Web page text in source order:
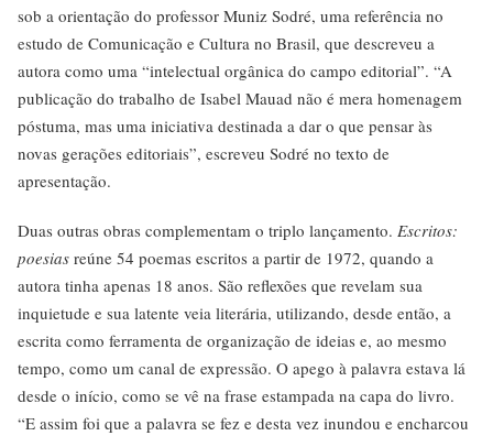
sob a orientação do professor Muniz Sodré, uma referência no
estudo de Comunicação e Cultura no Brasil, que descreveu a
autora como uma “intelectual orgânica do campo editorial”. “A
publicação do trabalho de Isabel Mauad não é mera homenagem
póstuma, mas uma iniciativa destinada a dar o que pensar às
novas gerações editoriais”, escreveu Sodré no texto de
apresentação.
Duas outras obras complementam o triplo lançamento. Escritos:
poesias reúne 54 poemas escritos a partir de 1972, quando a
autora tinha apenas 18 anos. São reflexões que revelam sua
inquietude e sua latente veia literária, utilizando, desde então, a
escrita como ferramenta de organização de ideias e, ao mesmo
tempo, como um canal de expressão. O apego à palavra estava lá
desde o início, como se vê na frase estampada na capa do livro.
“E assim foi que a palavra se fez e desta vez inundou e encharcou